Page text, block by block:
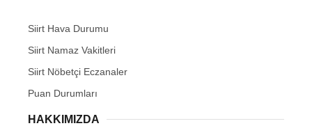
Siirt Hava Durumu
Siirt Namaz Vakitleri
Siirt Nöbetçi Eczanaler
Puan Durumları
HAKKIMIZDA